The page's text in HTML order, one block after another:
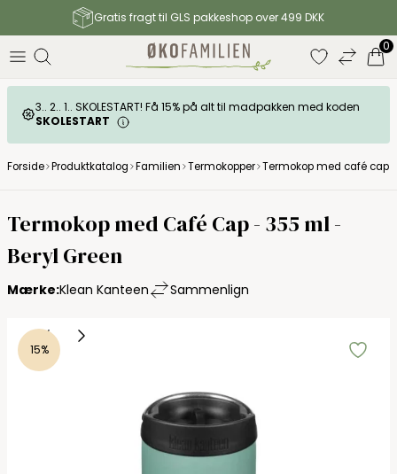
Gratis fragt til GLS pakkeshop over 499 DKK
0
3.. 2.. 1.. SKOLESTART! Få 15% på alt til madpakken med koden
SKOLESTART
Forside Produktkatalog Familien Termokopper Termokop med café cap
Klean Kanteen TKWide
Termokop med Café Cap - 355 ml -
Beryl Green
Mærke:Klean Kanteen Sammenlign
15%